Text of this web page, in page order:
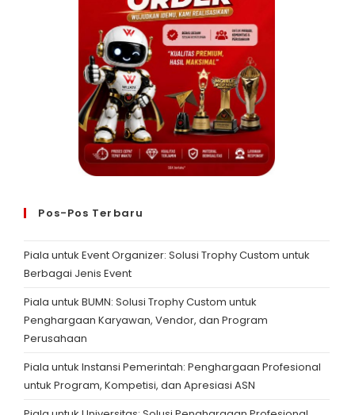
Pos-Pos Terbaru
Piala untuk Event Organizer: Solusi Trophy Custom untuk
Berbagai Jenis Event
Piala untuk BUMN: Solusi Trophy Custom untuk
Penghargaan Karyawan, Vendor, dan Program
Perusahaan
Piala untuk Instansi Pemerintah: Penghargaan Profesional
untuk Program, Kompetisi, dan Apresiasi ASN